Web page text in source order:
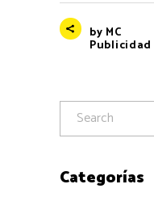
by MC
Publicidad
Categorías